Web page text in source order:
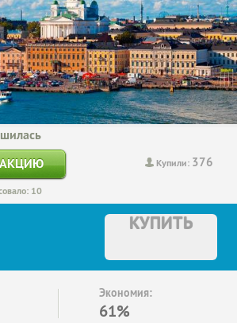
Купили: 376
АКЦИЮ
10
КУПИТЬ
Экономия:
61%